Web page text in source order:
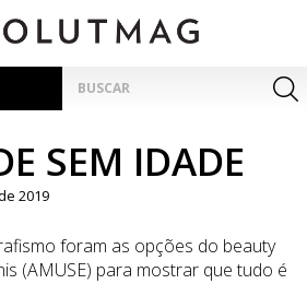
por:
SEM IDADE
2019
foram as opções do beauty
(AMUSE) para mostrar que tudo é